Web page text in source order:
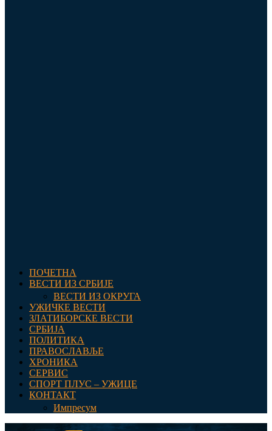
ПОЧЕТНА
ВЕСТИ ИЗ СРБИЈЕ
ВЕСТИ ИЗ ОКРУГА
УЖИЧКЕ ВЕСТИ
ЗЛАТИБОРСКЕ ВЕСТИ
СРБИЈА
ПОЛИТИКА
ПРАВОСЛАВЉЕ
ХРОНИКА
СЕРВИС
СПОРТ ПЛУС – УЖИЦЕ
КОНТАКТ
Импресум